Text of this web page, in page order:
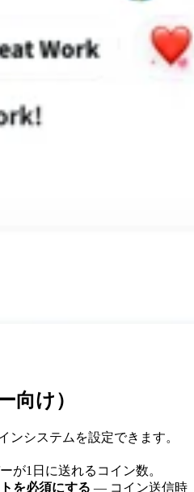
向け）
ンシステムを設定できます。
が1日に送れるコイン数。
を必須にする — コイン送信時